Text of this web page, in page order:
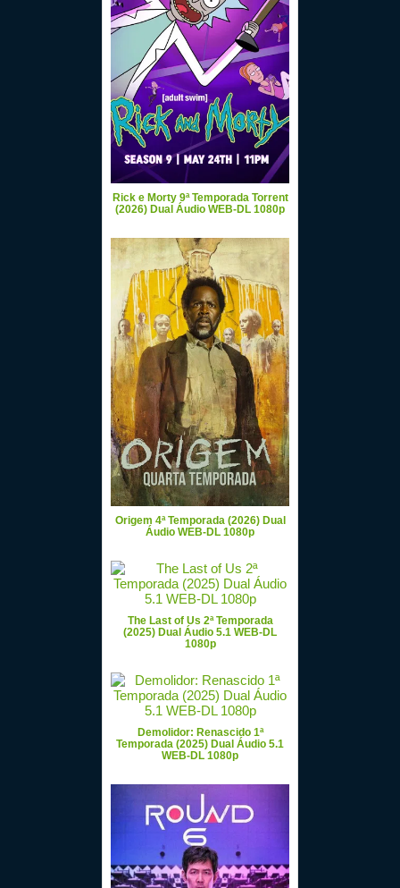
Rick e Morty 9ª Temporada Torrent
(2026) Dual Áudio WEB-DL 1080p
Origem 4ª Temporada (2026) Dual
Áudio WEB-DL 1080p
The Last of Us 2ª Temporada
(2025) Dual Áudio 5.1 WEB-DL
1080p
Demolidor: Renascido 1ª
Temporada (2025) Dual Áudio 5.1
WEB-DL 1080p